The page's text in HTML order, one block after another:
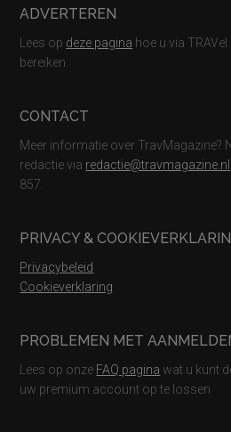
ADVERTEREN
Lees op deze pagina hoe u via
bereiken.
CONTACT
Meer informatie over TravMagazine?
redactie via redactie@travmagazine.nl
857.
PRIVACY &
Privacybeleid
Cookieverklaring
PROBLEMEN MET
Lees op onze FAQ pagina wat u kunt
uw premium account op te lossen